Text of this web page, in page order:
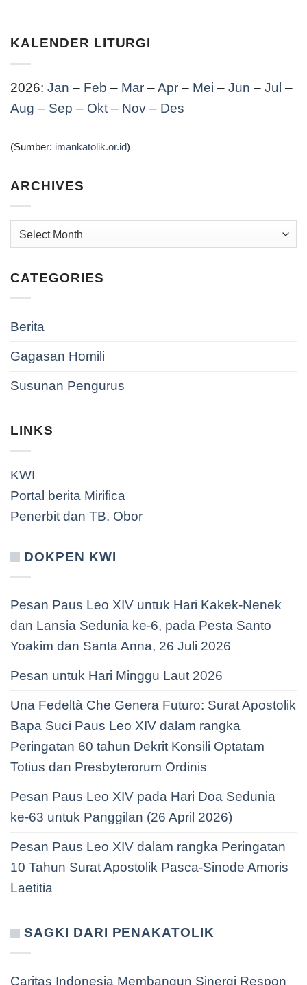
KALENDER LITURGI
2026: Jan – Feb – Mar –Apr – Mei – Jun – Jul –
Aug – Sep – Okt – Nov – Des
(Sumber: imankatolik.or.id)
ARCHIVES
Archives
CATEGORIES
Berita
Gagasan Homili
Susunan Pengurus
LINKS
KWI
Portal berita Mirifica
Penerbit dan TB. Obor
DOKPEN KWI
Pesan Paus Leo XIV untuk Hari Kakek-Nenek
dan Lansia Sedunia ke-6, pada Pesta Santo
Yoakim dan Santa Anna, 26 Juli 2026
Pesan untuk Hari Minggu Laut 2026
Una Fedeltà Che Genera Futuro: Surat Apostolik
Bapa Suci Paus Leo XIV dalam rangka
Peringatan 60 tahun Dekrit Konsili Optatam
Totius dan Presbyterorum Ordinis
Pesan Paus Leo XIV pada Hari Doa Sedunia
ke-63 untuk Panggilan (26 April 2026)
Pesan Paus Leo XIV dalam rangka Peringatan
10 Tahun Surat Apostolik Pasca-Sinode Amoris
Laetitia
SAGKI DARI PENAKATOLIK
Caritas Indonesia Membangun Sinergi Respon